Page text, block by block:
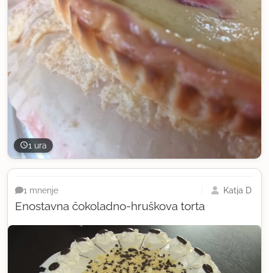
1 ura
Enostavna čokoladno-hruškova torta
1 mnenje Katja D